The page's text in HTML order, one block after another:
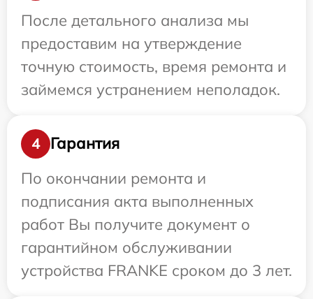
После детального анализа мы
предоставим на утверждение
точную стоимость, время ремонта и
займемся устранением неполадок.
4
Гарантия
По окончании ремонта и
подписания акта выполненных
работ Вы получите документ о
гарантийном обслуживании
устройства FRANKE сроком до 3 лет.